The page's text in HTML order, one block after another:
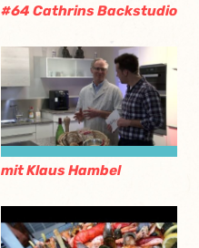
#64 Cathrins Backstudio
mit Klaus Hambel